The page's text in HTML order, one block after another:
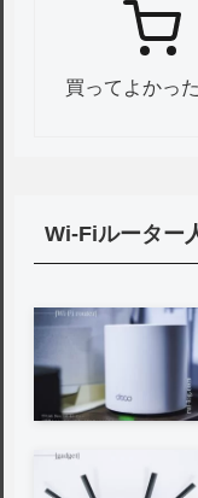
買ってよかっ
Wi-Fiルーター